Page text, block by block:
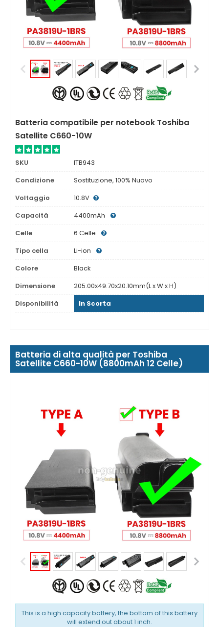
Batteria compatibile per notebook Toshiba
Satellite C660-10W
SKU
ITB943
Condizione
Sostituzione, 100% Nuovo
Voltaggio
10.8V
Capacità
4400mAh
Celle
6 Celle
Tipo cella
Li-ion
Colore
Black
Dimensione
205.00x49.70x20.10mm(L x W x H)
Disponibilità
In Scorta
Batteria di alta qualità per Toshiba
Satellite C660-10W (8800mAh 12 Celle)
This is a high capacity battery, the bottom of this battery
will extend out about 1 inch.